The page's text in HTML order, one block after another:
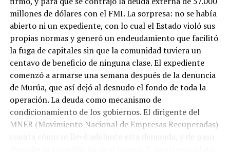
millones de dólares con el FMI. La sorpresa: no se había
abierto ni un expediente, con lo cual el Estado violó sus
propias normas y generó un endeudamiento que facilitó
la fuga de capitales sin que la comunidad tuviera un
centavo de beneficio de ninguna clase. El expediente
comenzó a armarse una semana después de la denuncia
de Murúa, que así dejó al desnudo el fondo de toda la
operación. La deuda como mecanismo de
condicionamiento de los gobiernos. El dirigente del
MNER (Movimiento Nacional de Empresas Recuperadas)